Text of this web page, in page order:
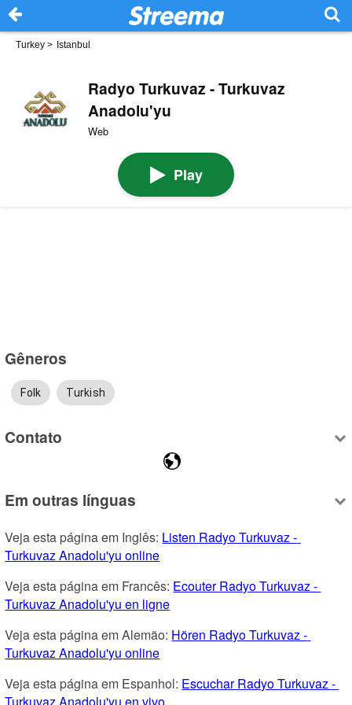
Turkey > Istanbul
Radyo Turkuvaz - Turkuvaz
Anadolu'yu
Web
Play
Gêneros
Folk Turkish
Contato
Em outras línguas
Veja esta página em Inglês: Listen Radyo Turkuvaz -
Turkuvaz Anadolu'yu online
Veja esta página em Francês: Ecouter Radyo Turkuvaz -
Turkuvaz Anadolu'yu en ligne
Veja esta página em Alemão: Hören Radyo Turkuvaz -
Turkuvaz Anadolu'yu online
Veja esta página em Espanhol: Escuchar Radyo Turkuvaz -
Turkuvaz Anadolu'yu en vivo